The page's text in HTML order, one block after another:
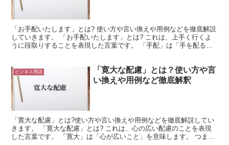
「お手配いたします」とは? 使い方や言い換えや用例などを徹底解説
していきます。 「お手配いたします」とは? これは、上手く行くよ
うに段取りすることを表現した言葉です。 「手配」は「手を配るこ
ビジネス用語
「寛大な配慮」とは？使い方や言
い換えや用例など徹底解釈
「寛大な配慮」とは?使い方や言い換えや用例などを徹底解説してい
きます。 「寛大な配慮」とは? これは、心の広い配慮のことを表現
した言葉です。 「寛大」は「心が広いこと」を意味します。 つま